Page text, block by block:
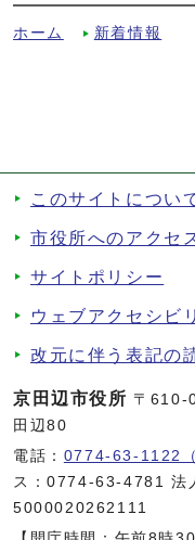
ホーム 新着情報
このサイトについ
市役所へのアクセ
サイトポリシー
ウェブアクセシビ
改元に伴う表記の
京田辺市役所 〒610-
田辺80
電話： 0774-63-1122（
ス：0774-63-4781 法
5000020262111